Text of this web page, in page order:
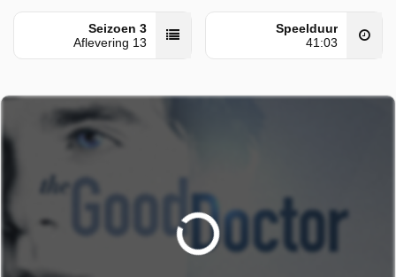
Seizoen 3
Aflevering 13
Speelduur
41:03